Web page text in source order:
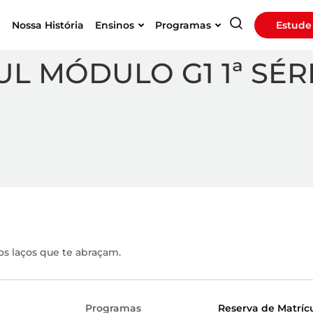
Nossa História Ensinos Programas
MÓDULO G1 1ª
laços que te abraçam.
Programas Reserva de